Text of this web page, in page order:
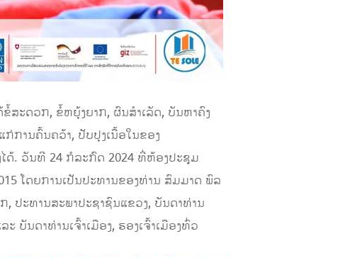
ສະດວກ, ຂໍ້ຫຍຸ້ງຍາກ, ຜົນສຳເລັດ, ບັນຫາຄົງ
ການຄົ້ນຄວ້າ, ປັບປຸງເນື້ອໃນຂອງ
ດ້. ວັນທີ 24 ກໍລະກົດ 2024 ທີ່ຫ້ອງປະຊຸມ
ໂດຍການເປັນປະທານຂອງທ່ານ ສົມມາດ ພົລ
, ປະທານສະພາປະຊາຊົນແຂວງ, ບັນດາທ່ານ
ບັນດາທ່ານເຈົ້າເມືອງ, ຮອງເຈົ້າເມືອງທົ່ວ